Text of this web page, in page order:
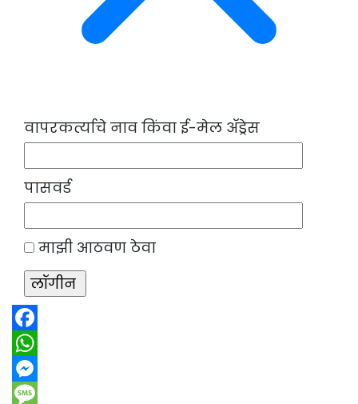
वापरकर्त्याचे नाव किंवा ई-मेल ॲड्रेस
पासवर्ड
माझी आठवण ठेवा
Facebook
WhatsApp
Messenger